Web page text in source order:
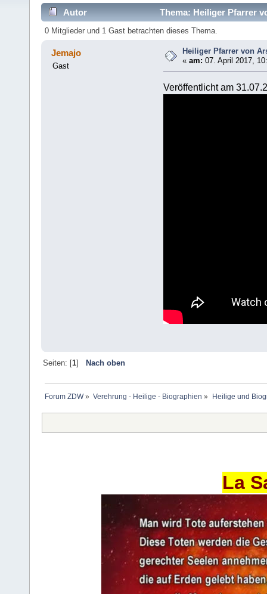
Autor Thema: Heiliger Pfarrer
0 Mitglieder und 1 Gast betrachten dieses Thema.
Jemajo
Gast
Heiliger Pfarrer von
«am: 07. April 2017,
Veröffentlicht am
Seiten: [1] Nach oben
Forum ZDW» Verehrung - Heilige - Biographien » Heilige und
La